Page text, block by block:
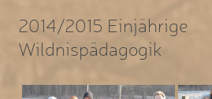
2014/2015 Einjährige
Wildnispädagogik